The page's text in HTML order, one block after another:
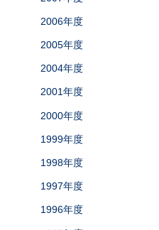
2006年度
2005年度
2004年度
2001年度
2000年度
1999年度
1998年度
1997年度
1996年度